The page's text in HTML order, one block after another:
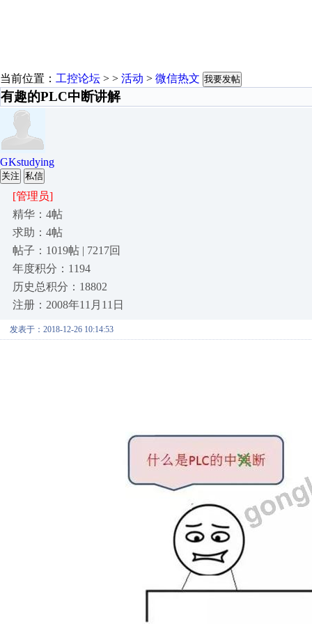
当前位置： 工控论坛 > > 活动 > 微信热文 我要发帖
有趣的PLC中断讲解
GKstudying
关注 私信
[管理员]
精华：4帖
求助：4帖
帖子：1019帖 | 7217回
年度积分：1194
历史总积分：18802
注册：2008年11月11日
发表于：2018-12-26 10:14:53